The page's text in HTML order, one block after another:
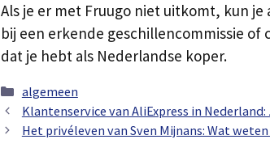
Als je er met Fruugo niet uitkomt, kun
bij een erkende geschillencommissie
dat je hebt als Nederlandse koper.
Categorieën
algemeen
Klantenservice van AliExpress in Nederland:
Het privéleven van Sven Mijnans: Wat